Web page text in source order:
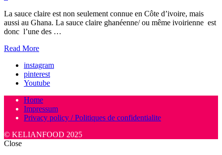
La sauce claire est non seulement connue en Côte d’ivoire, mais
aussi au Ghana. La sauce claire ghanéenne/ ou même ivoirienne est
donc l’une des …
Read More
instagram
pinterest
Youtube
Home
Impressum
Privacy policy / Politiques de confidentialite
© KELIANFOOD 2025
Close